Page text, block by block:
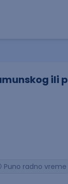
ili
Puno radno vreme